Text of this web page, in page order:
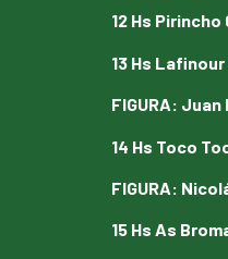
12 Hs
13 Hs
FIGURA: Juan
14 Hs Toco
FIGURA:
15 Hs As